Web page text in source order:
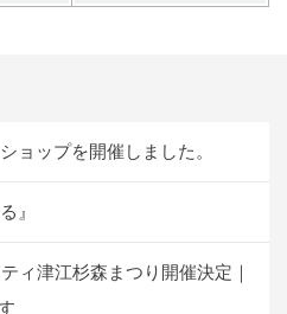
ョップを開催しました。
』
ィ津江杉森まつり開催決定｜